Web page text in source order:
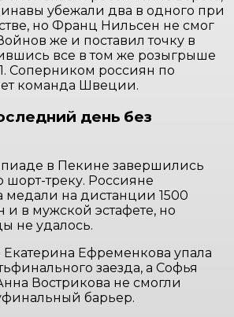
убежали два в одного при
но Франц Нильсен не смог
же и поставил точку в
все в том же розыгрыше
Соперником россиян по
команда Швеции.
день без
в Пекине завершились
шорт-треку. Россияне
медали на дистанции 1500
в мужской эстафете, но
не удалось.
Ефременкова упала
заезда, а Софья
Вострикова не смогли
барьер.